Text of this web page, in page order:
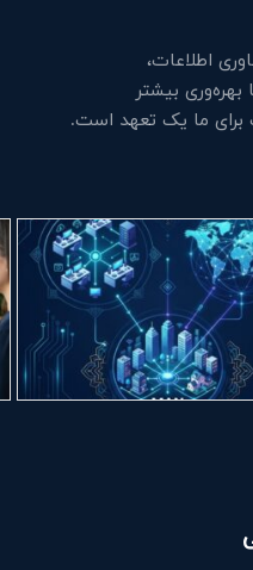
اطلاعات،
بیشتر
برای ما یک تعهد است.